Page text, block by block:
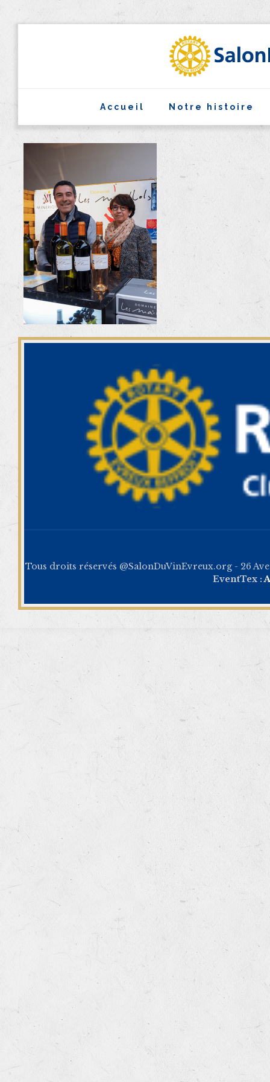
Accueil Notre histoire
Tous droits réservés @SalonDuVinEvreux.org - 26
EventTex :